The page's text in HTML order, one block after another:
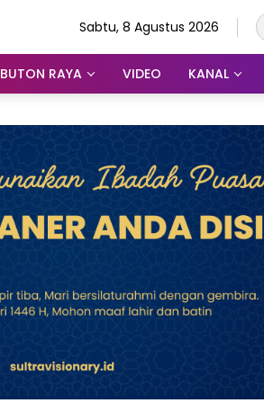
Sabtu, 8 Agustus 2026
BUTON RAYA VIDEO KANAL